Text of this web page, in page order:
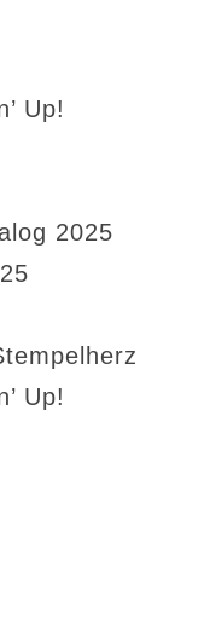
Up!
2025
Up!